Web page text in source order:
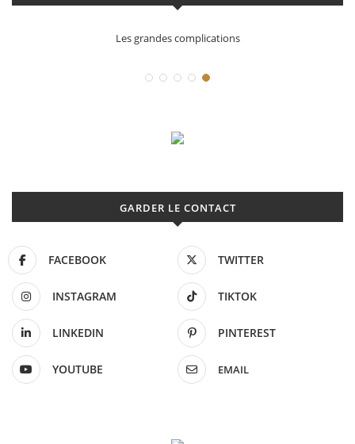
Déconstruction Parmigiani Fleurier
GARDER LE CONTACT
FACEBOOK TWITTER
INSTAGRAM TIKTOK
LINKEDIN PINTEREST
YOUTUBE EMAIL